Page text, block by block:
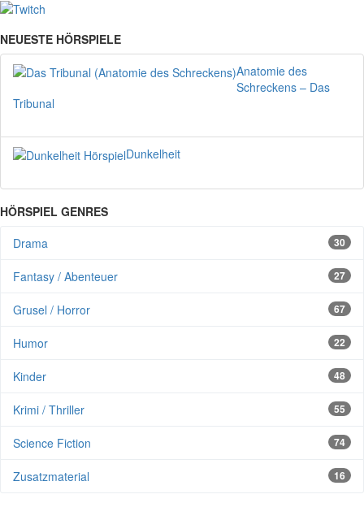
NEUESTE HÖRSPIELE
Anatomie des
Schreckens – Das
Tribunal
Dunkelheit
HÖRSPIEL GENRES
30
Drama
27
Fantasy / Abenteuer
67
Grusel / Horror
22
Humor
48
Kinder
55
Krimi / Thriller
74
Science Fiction
16
Zusatzmaterial